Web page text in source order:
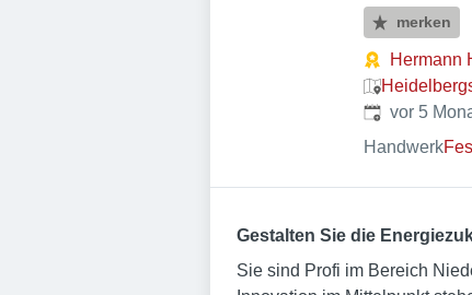
merken
Hermann
Veröffentlicht:
vor 5
Handwerk
Gestalten Sie die
Sie sind Profi im Bereich